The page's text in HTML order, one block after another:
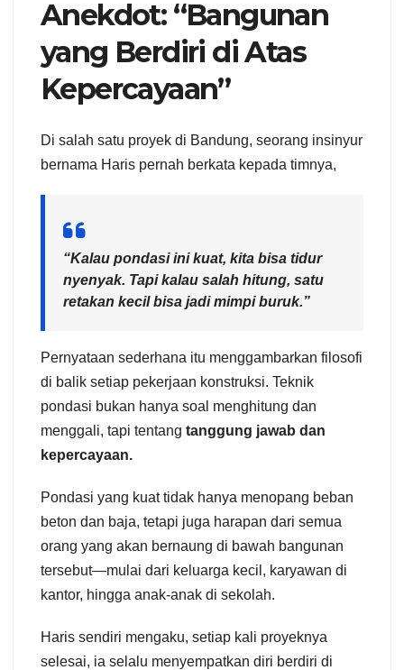
Anekdot: “Bangunan
yang Berdiri di Atas
Kepercayaan”
Di salah satu proyek di Bandung, seorang insinyur
bernama Haris pernah berkata kepada timnya,
“Kalau pondasi ini kuat, kita bisa tidur
nyenyak. Tapi kalau salah hitung, satu
retakan kecil bisa jadi mimpi buruk.”
Pernyataan sederhana itu menggambarkan filosofi
di balik setiap pekerjaan konstruksi. Teknik
pondasi bukan hanya soal menghitung dan
menggali, tapi tentang tanggung jawab dan
kepercayaan.
Pondasi yang kuat tidak hanya menopang beban
beton dan baja, tetapi juga harapan dari semua
orang yang akan bernaung di bawah bangunan
tersebut—mulai dari keluarga kecil, karyawan di
kantor, hingga anak-anak di sekolah.
Haris sendiri mengaku, setiap kali proyeknya
selesai, ia selalu menyempatkan diri berdiri di